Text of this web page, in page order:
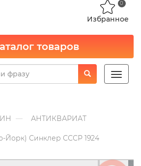
Избранное
0
товаров
Toggle
АНТИКВАРИАТ
Йорк) Синклер СССР 1924